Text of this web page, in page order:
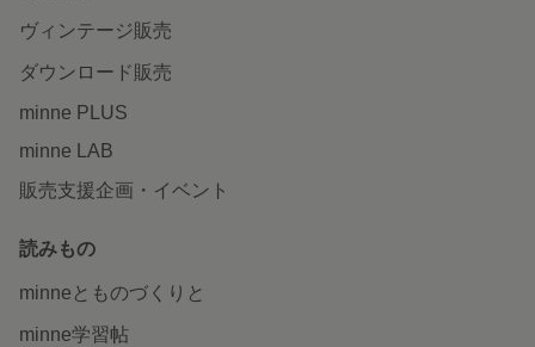
ヴィンテージ販売
ダウンロード販売
minne PLUS
minne LAB
販売支援企画・イベント
読みもの
minneとものづくりと
minne学習帖